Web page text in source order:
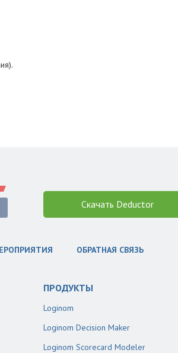
Скачать Deductor
ОБРАТНАЯ СВЯЗЬ
ПРОДУКТЫ
Loginom
Loginom Decision Maker
Loginom Scorecard Modeler